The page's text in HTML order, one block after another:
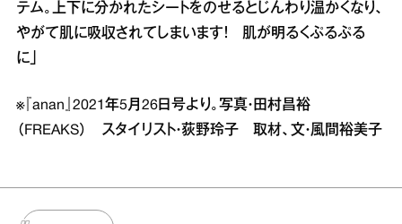
テム。上下に分かれたシートをのせるとじんわり温かくなり、
やがて肌に吸収されてしまいます！ 肌が明るくぷるぷる
に」
※『anan』2021年5月26日号より。写真・田村昌裕
（FREAKS） スタイリスト・荻野玲子 取材、文・風間裕美子